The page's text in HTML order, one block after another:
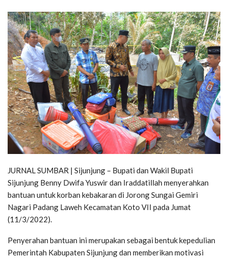
JURNAL SUMBAR | Sijunjung – Bupati dan Wakil Bupati
Sijunjung Benny Dwifa Yuswir dan Iraddatillah menyerahkan
bantuan untuk korban kebakaran di Jorong Sungai Gemiri
Nagari Padang Laweh Kecamatan Koto VII pada Jumat
(11/3/2022).
Penyerahan bantuan ini merupakan sebagai bentuk kepedulian
Pemerintah Kabupaten Sijunjung dan memberikan motivasi